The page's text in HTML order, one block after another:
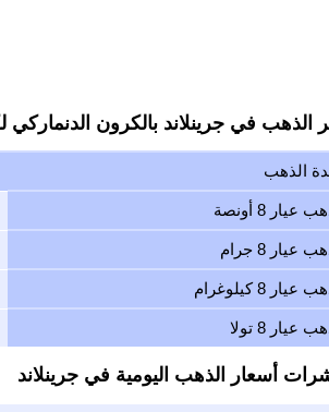
الذهب في جرينلاند بالكرون الدنماركي
الذهب
عيار 8 أونصة
عيار 8 جرام
عيار 8 كيلوغرام
عيار 8 تولا
أسعار الذهب اليومية في جرينلاند